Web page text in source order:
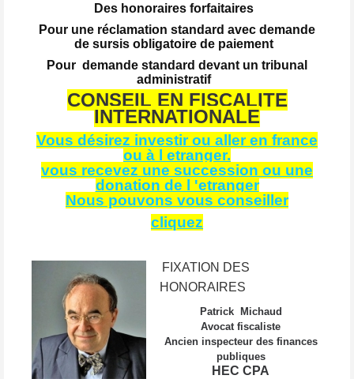
Des honoraires forfaitaires
Pour une réclamation standard avec demande
de sursis obligatoire de paiement
Pour demande standard devant un tribunal
administratif
CONSEIL EN FISCALITE
INTERNATIONALE
Vous désirez investir ou aller en france
ou à l etranger.
vous recevez une succession ou une
donation de l 'etranger
Nous pouvons vous conseiller
cliquez
FIXATION DES
HONORAIRES
Patrick Michaud
Avocat fiscaliste
Ancien inspecteur des finances
publiques
HEC CPA